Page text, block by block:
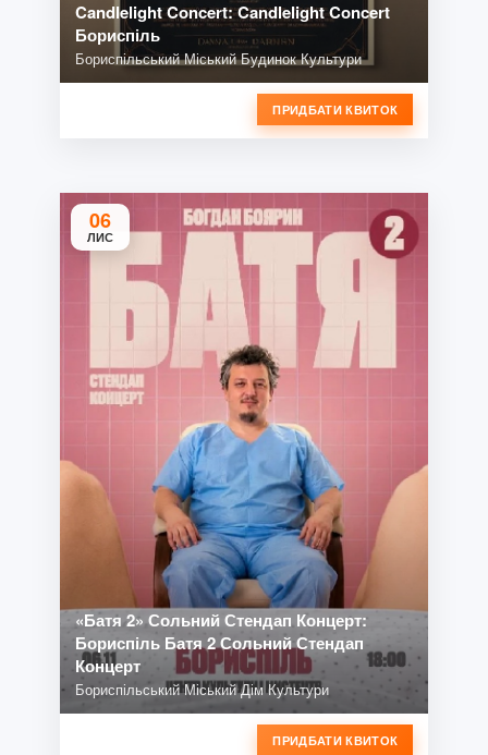
Candlelight Concert: Candlelight Concert
Бориспіль
Бориспільський Міський Будинок Культури
ПРИДБАТИ КВИТОК
06
ЛИС
«Батя 2» Сольний Стендап Концерт:
Бориспіль Батя 2 Сольний Стендап
Концерт
Бориспільський Міський Дім Культури
ПРИДБАТИ КВИТОК